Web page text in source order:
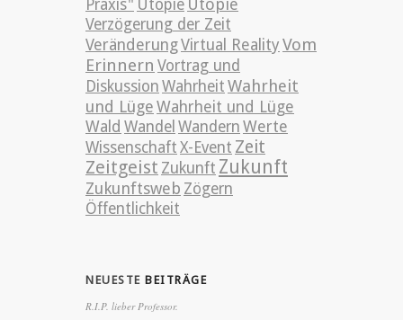
Praxis" Utopie Utopie
Verzögerung der Zeit
VeränderungVirtual Reality Vom
Erinnern Vortrag und
Diskussion Wahrheit Wahrheit
und Lüge Wahrheit und Lüge
Wald Wandel Wandern Werte
Wissenschaft X-Event Zeit
Zeitgeist Zukunft Zukunft
Zukunftsweb Zögern
Öffentlichkeit
NEUESTE BEITRÄGE
R.I.P. lieber Professor.